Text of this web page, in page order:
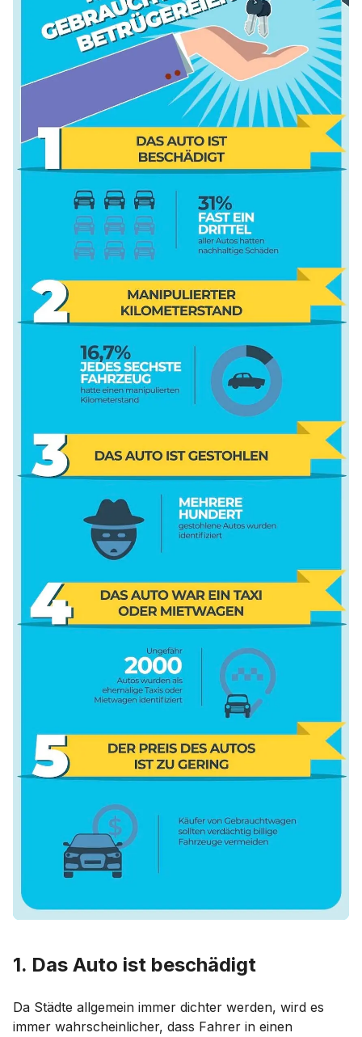
1. Das Auto ist beschädigt
Da Städte allgemein immer dichter werden, wird es
immer wahrscheinlicher, dass Fahrer in einen